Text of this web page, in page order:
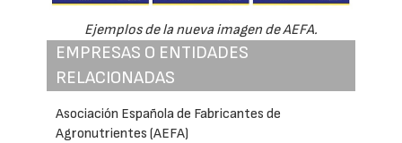
Ejemplos de la nueva imagen de AEFA.
EMPRESAS O ENTIDADES
RELACIONADAS
Asociación Española de Fabricantes de
Agronutrientes (AEFA)